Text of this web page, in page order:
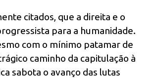
citados, que a direita e o
para a humanidade.
com o mínimo patamar de
caminho da capitulação à
sabota o avanço das lutas